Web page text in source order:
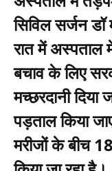
सिविल सर्जन
रात में अस्पताल
बचाव के लिए
मच्छरदानी दिया
पड़ताल किया
मरीजों के बीच